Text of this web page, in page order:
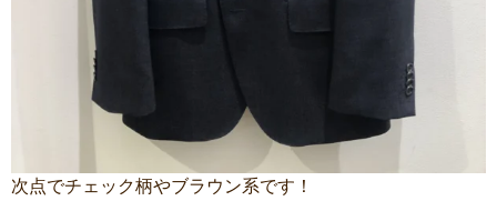
次点でチェック柄やブラウン系です！